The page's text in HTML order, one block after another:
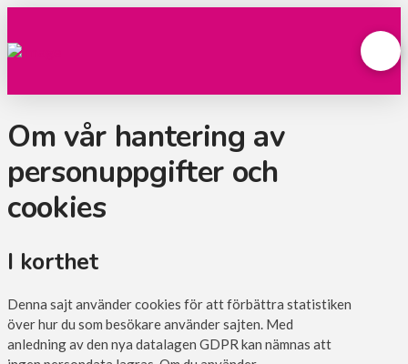
Om vår hantering av
personuppgifter och
cookies
I korthet
Denna sajt använder cookies för att förbättra statistiken
över hur du som besökare använder sajten. Med
anledning av den nya datalagen GDPR kan nämnas att